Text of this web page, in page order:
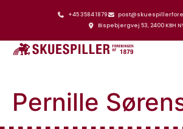
+45 3584 1879
Bispebjergvej 53, 2400 KBH
Pernille